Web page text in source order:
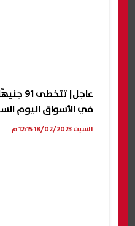
عاجل|
في الأسواق اليوم
السبت 18/02/2023 12:15 م